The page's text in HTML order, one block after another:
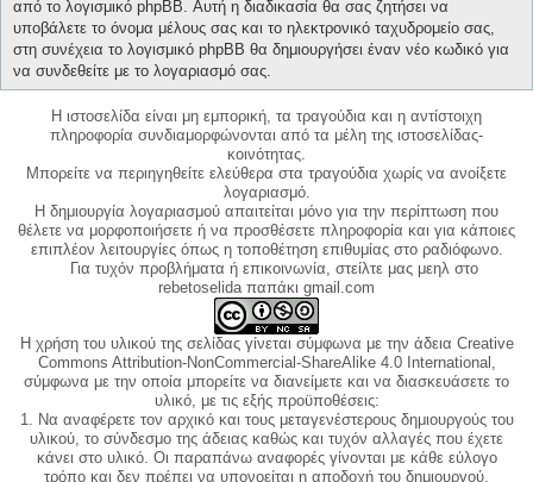
από το λογισμικό phpBB. Αυτή η διαδικασία θα σας ζητήσει να
υποβάλετε το όνομα μέλους σας και το ηλεκτρονικό ταχυδρομείο σας,
στη συνέχεια το λογισμικό phpBB θα δημιουργήσει έναν νέο κωδικό για
να συνδεθείτε με το λογαριασμό σας.
Η ιστοσελίδα είναι μη εμπορική, τα τραγούδια και η αντίστοιχη
πληροφορία συνδιαμορφώνονται από τα μέλη της ιστοσελίδας-
κοινότητας.
Μπορείτε να περιηγηθείτε ελεύθερα στα τραγούδια χωρίς να ανοίξετε
λογαριασμό.
Η δημιουργία λογαριασμού απαιτείται μόνο για την περίπτωση που
θέλετε να μορφοποιήσετε ή να προσθέσετε πληροφορία και για κάποιες
επιπλέον λειτουργίες όπως η τοποθέτηση επιθυμίας στο ραδιόφωνο.
Για τυχόν προβλήματα ή επικοινωνία, στείλτε μας μεηλ στο
rebetoselida παπάκι gmail.com
Η χρήση του υλικού της σελίδας γίνεται σύμφωνα με την άδεια Creative
Commons Attribution-NonCommercial-ShareAlike 4.0 International,
σύμφωνα με την οποία μπορείτε να διανείμετε και να διασκευάσετε το
υλικό, με τις εξής προϋποθέσεις:
1. Να αναφέρετε τον αρχικό και τους μεταγενέστερους δημιουργούς του
υλικού, το σύνδεσμο της άδειας καθώς και τυχόν αλλαγές που έχετε
κάνει στο υλικό. Οι παραπάνω αναφορές γίνονται με κάθε εύλογο
τρόπο και δεν πρέπει να υπονοείται η αποδοχή του δημιουργού.